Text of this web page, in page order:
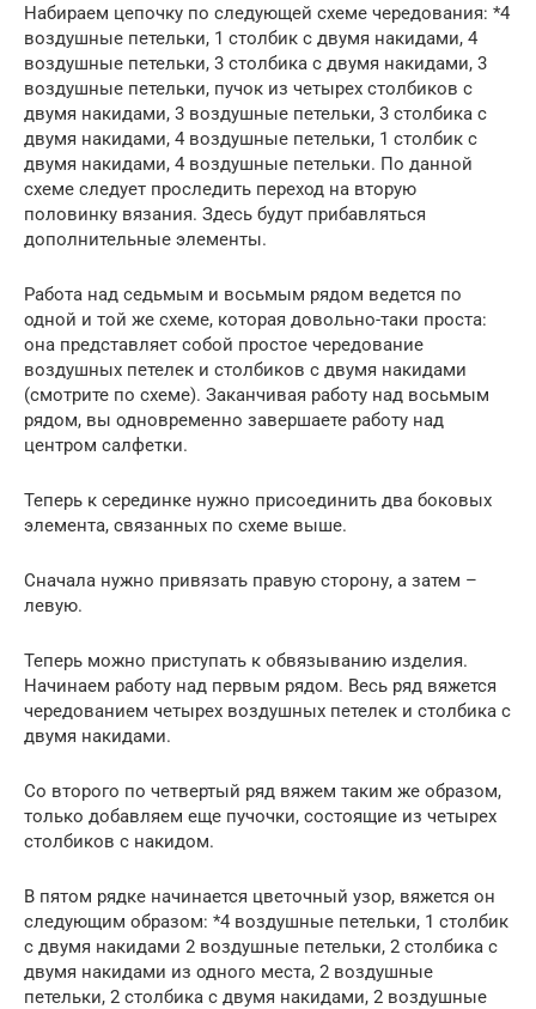
Набираем цепочку по следующей схеме чередования: *4
воздушные петельки, 1 столбик с двумя накидами, 4
воздушные петельки, 3 столбика с двумя накидами, 3
воздушные петельки, пучок из четырех столбиков с
двумя накидами, 3 воздушные петельки, 3 столбика с
двумя накидами, 4 воздушные петельки, 1 столбик с
двумя накидами, 4 воздушные петельки. По данной
схеме следует проследить переход на вторую
половинку вязания. Здесь будут прибавляться
дополнительные элементы.
Работа над седьмым и восьмым рядом ведется по
одной и той же схеме, которая довольно-таки проста:
она представляет собой простое чередование
воздушных петелек и столбиков с двумя накидами
(смотрите по схеме). Заканчивая работу над восьмым
рядом, вы одновременно завершаете работу над
центром салфетки.
Теперь к серединке нужно присоединить два боковых
элемента, связанных по схеме выше.
Сначала нужно привязать правую сторону, а затем –
левую.
Теперь можно приступать к обвязыванию изделия.
Начинаем работу над первым рядом. Весь ряд вяжется
чередованием четырех воздушных петелек и столбика с
двумя накидами.
Со второго по четвертый ряд вяжем таким же образом,
только добавляем еще пучочки, состоящие из четырех
столбиков с накидом.
В пятом рядке начинается цветочный узор, вяжется он
следующим образом: *4 воздушные петельки, 1 столбик
с двумя накидами 2 воздушные петельки, 2 столбика с
двумя накидами из одного места, 2 воздушные
петельки, 2 столбика с двумя накидами, 2 воздушные